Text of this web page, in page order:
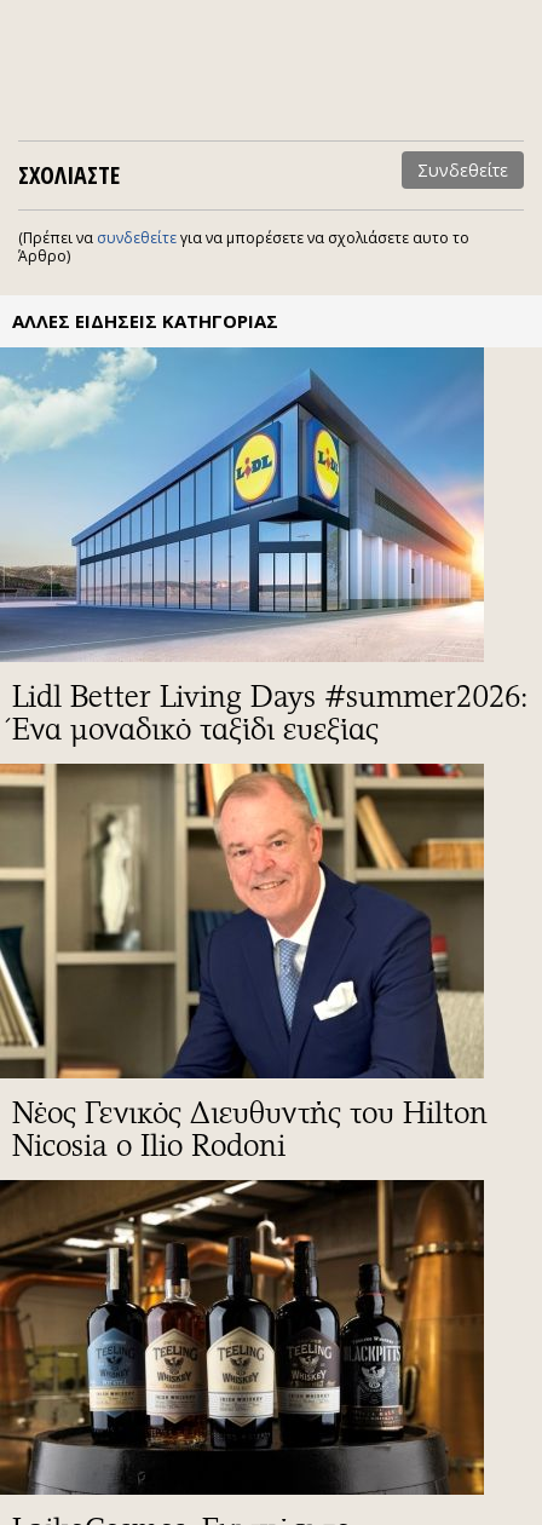
ΣΧΟΛΙΑΣΤΕ Συνδεθείτε
(Πρέπει να συνδεθείτεγια να μπορέσετε να σχολιάσετε αυτο το
Άρθρο)
ΑΛΛΕΣ ΕΙΔΗΣΕΙΣ ΚΑΤΗΓΟΡΙΑΣ
Lidl Better Living Days #summer2026:
Ένα μοναδικό ταξίδι ευεξίας
Νέος Γενικός Διευθυντής του Hilton
Nicosia ο Ilio Rodoni